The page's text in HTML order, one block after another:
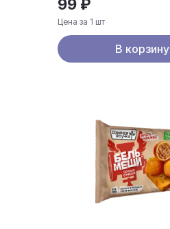
99 ₽
Цена за 1 шт
В корзину